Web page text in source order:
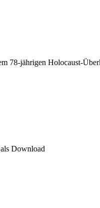
78-jährigen Holocaust-
Download